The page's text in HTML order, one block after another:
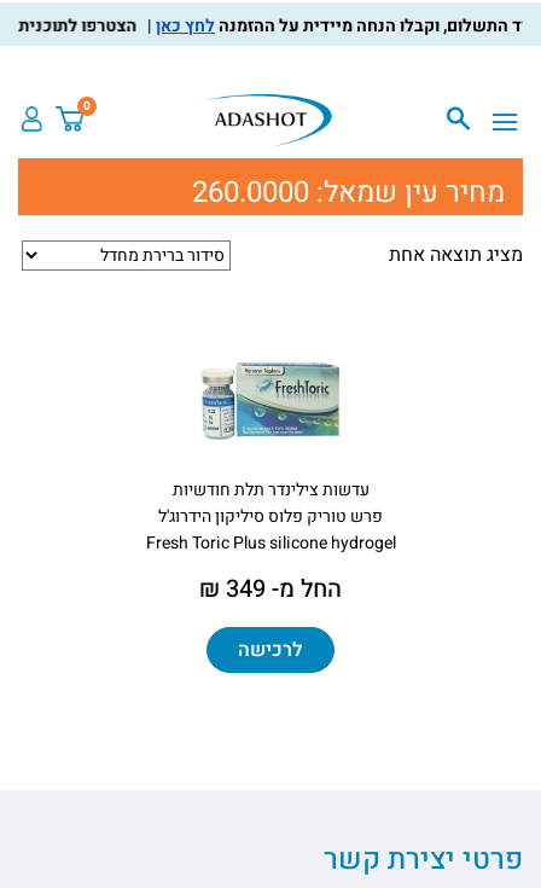
לחץ כאן הצטרפו לתוכנית
0
מחיר עין שמאל: 260.0000
מציג תוצאה אחת
עדשות צילינדר תלת חודשיות
פרש טוריק פלוס סיליקון הידרוג'ל
Fresh Toric Plus silicone hydrogel
החל מ- 349 ₪
לרכישה
פרטי יצירת קשר